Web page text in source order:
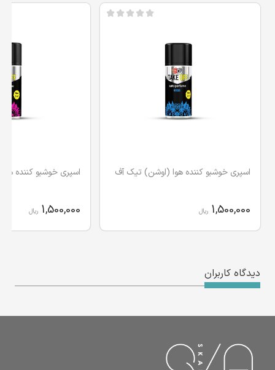
اسپری خوشبو کننده هوا (اوشن) تیک آف
1,500,000 ریال 1,500,000 ریال
دیدگاه کاربران